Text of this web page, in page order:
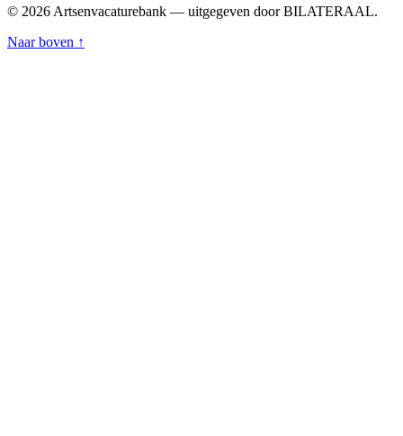
© 2026 Artsenvacaturebank — uitgegeven door BILATERAAL.
Naar boven ↑